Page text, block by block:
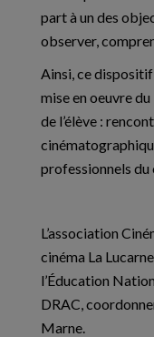
part à un des
observer,
Ainsi, ce
mise en oeuvre
de l’élève :
professionnels du
L’association
cinéma La
l’Éducation
DRAC,
Marne.